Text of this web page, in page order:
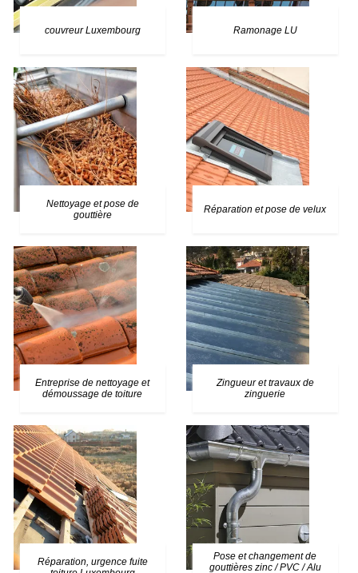
couvreur Luxembourg Ramonage LU
Nettoyage et pose de
gouttière
Réparation et pose de velux
Entreprise de nettoyage et
démoussage de toiture
Zingueur et travaux de
zinguerie
Réparation, urgence fuite
Pose et changement de
gouttières zinc / PVC / Alu